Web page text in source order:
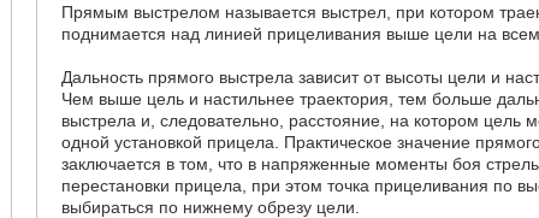
Прямым выстрелом называется выстрел, при котором
поднимается над линией прицеливания выше цели на
Дальность прямого выстрела зависит от высоты цели и
Чем выше цель и настильнее траектория, тем больше
выстрела и, следовательно, расстояние, на котором цель
одной установкой прицела. Практическое значение
заключается в том, что в напряженные моменты боя
перестановки прицела, при этом точка прицеливания по
выбираться по нижнему обрезу цели.